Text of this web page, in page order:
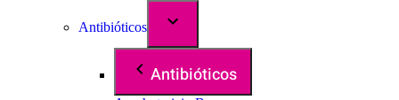
Antibióticos
Antibióticos